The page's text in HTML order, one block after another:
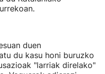
duen
du kasu honi buruzko
"larriak direlako"